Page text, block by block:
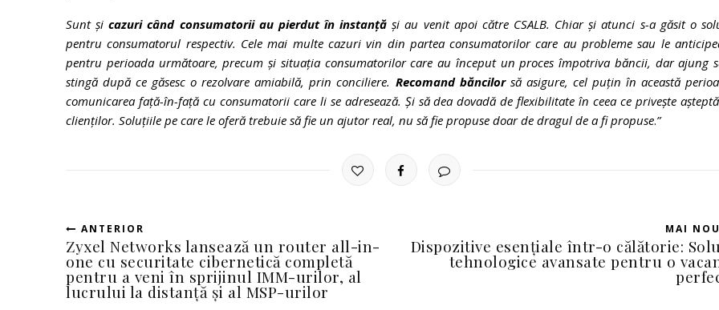
Sunt șicazuri când consumatorii au pierdut în instanță și au venit apoi către CSALB. Chiar și atunci s-a găsit o
pentru consumatorul respectiv. Cele mai multe cazuri vin din partea consumatorilor care au probleme sau le
pentru perioada următoare, precum și situația consumatorilor care au început un proces împotriva băncii, dar ajung
stingă după ce găsesc o rezolvare amiabilă, prin conciliere. Recomand băncilorsă asigure, cel puțin în această
comunicarea față-în-față cu consumatorii care li se adresează. Și să dea dovadă de flexibilitate în ceea ce privește
clienților. Soluțiile pe care le oferă trebuie să fie un ajutor real, nu să fie propuse doar de dragul de a fi propuse.”
ANTERIOR
Zyxel Networks lansează un router all-in-
one cu securitate cibernetică completă
pentru a veni în sprijinul IMM-urilor, al
lucrului la distanță și al MSP-urilor
MAI
Dispozitive esențiale într-o călătorie:
tehnologice avansate pentru o